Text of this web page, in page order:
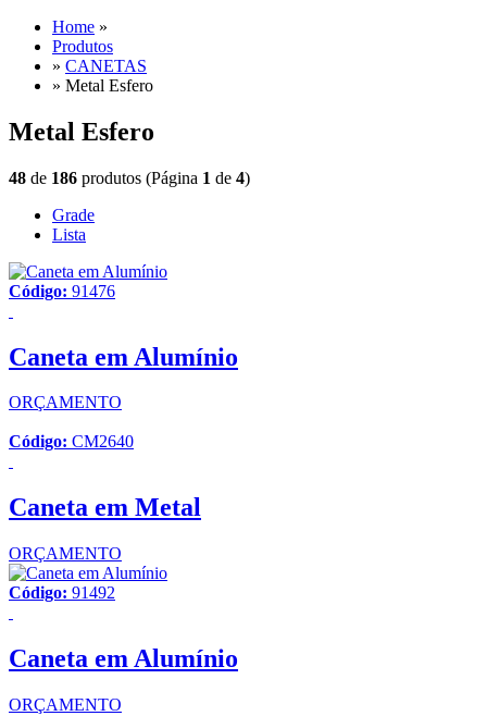
Home »
Produtos
» CANETAS
» Metal Esfero
Metal Esfero
48 de 186 produtos (Página 1 de 4)
Grade
Lista
Código: 91476
Caneta em Alumínio
ORÇAMENTO
Código: CM2640
Caneta em Metal
ORÇAMENTO
Código: 91492
Caneta em Alumínio
ORÇAMENTO